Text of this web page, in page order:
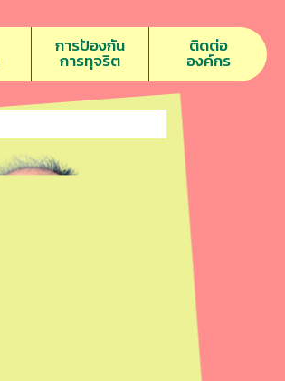
การป้องกัน
การทุจริต
ติดต่อ
องค์กร